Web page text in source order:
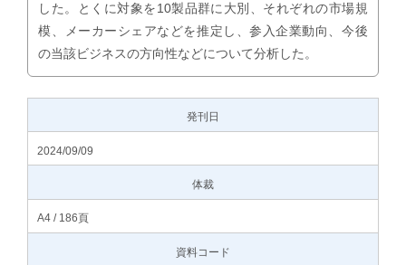
した。とくに対象を10製品群に大別、それぞれの市場規
模、メーカーシェアなどを推定し、参入企業動向、今後
の当該ビジネスの方向性などについて分析した。
発刊日
2024/09/09
体裁
A4 / 186頁
資料コード